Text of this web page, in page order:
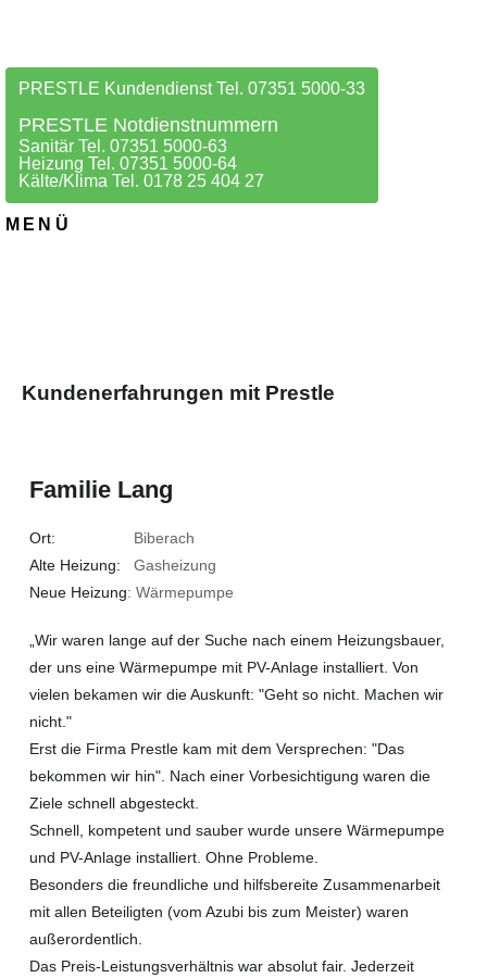
PRESTLE Kundendienst Tel. 07351 5000-33
PRESTLE Notdienstnummern
Sanitär Tel. 07351 5000-63
Heizung Tel. 07351 5000-64
Kälte/Klima Tel. 0178 25 404 27
MENÜ
Kundenerfahrungen mit Prestle
Familie Lang
Ort: Biberach
Alte Heizung: Gasheizung
Neue Heizung: Wärmepumpe
„Wir waren lange auf der Suche nach einem Heizungsbauer,
der uns eine Wärmepumpe mit PV-Anlage installiert. Von
vielen bekamen wir die Auskunft: "Geht so nicht. Machen wir
nicht."
Erst die Firma Prestle kam mit dem Versprechen: "Das
bekommen wir hin". Nach einer Vorbesichtigung waren die
Ziele schnell abgesteckt.
Schnell, kompetent und sauber wurde unsere Wärmepumpe
und PV-Anlage installiert. Ohne Probleme.
Besonders die freundliche und hilfsbereite Zusammenarbeit
mit allen Beteiligten (vom Azubi bis zum Meister) waren
außerordentlich.
Das Preis-Leistungsverhältnis war absolut fair. Jederzeit